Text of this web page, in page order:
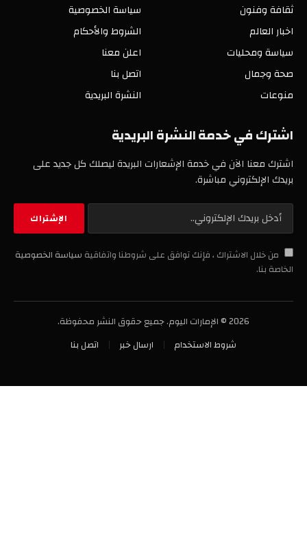
ثقافة وفنون
اخبار العالم
سياسة ومحليات
صحة وجمال
منوعات
سياسة الخصوصية
الشروط والأحكام
اعلن معنا
اتصل بنا
النشرة البريدية
اشترك في خدمة النشرة البريدية
اشترك معنا الآن في خدمة الإشعارات البريدة ليصلك كل جديد على
بريدك الإلكتروني مباشرة.
من خلال الاشتراك ، فإنك توافق على شروطنا واتفاقية سياسة الخصوصية
الخاصة بنا.
2026 © الإمارات اليوم. جميع حقوق النشر محفوظة.
شروط الاستخدام
ارسال خبر اتصل بنا